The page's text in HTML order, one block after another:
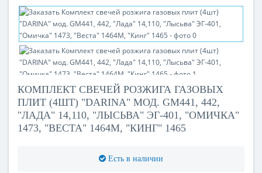
КОМПЛЕКТ СВЕЧЕЙ РОЗЖИГА ГАЗОВЫХ
ПЛИТ (4ШТ) "DARINA" МОД. GM441, 442,
"ЛАДА" 14,110, "ЛЫСЬВА" ЭГ-401, "ОМИЧКА"
1473, "ВЕСТА" 1464М, "КИНГ" 1465
Есть в наличии